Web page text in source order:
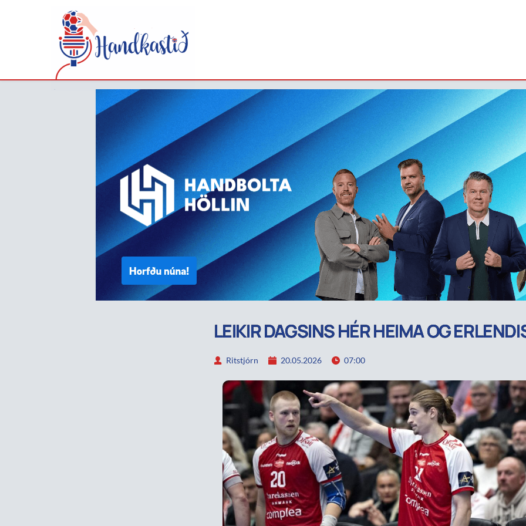
LEIKIR DAGSINS HÉR HEIMA OG
Ritstjórn 20.05.2026 07:00